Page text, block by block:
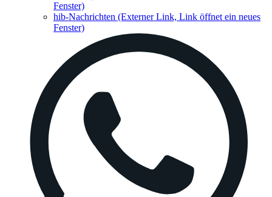
Fenster)
hib-Nachrichten (Externer Link, Link öffnet ein neues
Fenster)